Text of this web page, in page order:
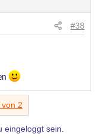
#38
von 2
eingeloggt sein.